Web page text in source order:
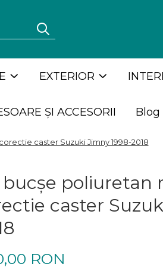
EXTERIOR
ȘI ACCESORII Blog
caster Suzuki Jimny 1998-2018
bucșe poliuretan
caster
RON